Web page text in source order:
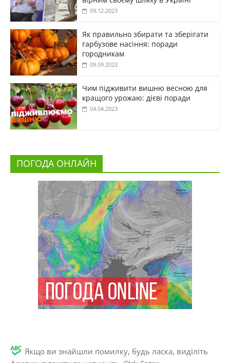
09.12.2023
Як правильно збирати та зберігати
гарбузове насіння: поради
городникам
09.09.2023
Чим підживити вишню весною для
кращого урожаю: дієві поради
04.04.2023
ПОГОДА ОНЛАЙН
Якщо ви знайшли помилку, будь ласка, виділіть